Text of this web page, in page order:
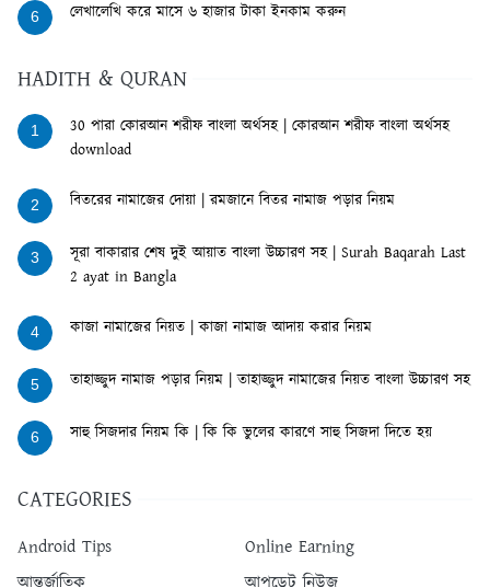
6 লেখালেখি করে মাসে ৬ হাজার টাকা ইনকাম করুন
HADITH & QURAN
1
30 পারা কোরআন শরীফ বাংলা অর্থসহ | কোরআন শরীফ বাংলা অর্থসহ
download
2 বিতরের নামাজের দোয়া | রমজানে বিতর নামাজ পড়ার নিয়ম
3
সূরা বাকারার শেষ দুই আয়াত বাংলা উচ্চারণ সহ | Surah Baqarah Last
2 ayat in Bangla
4 কাজা নামাজের নিয়ত | কাজা নামাজ আদায় করার নিয়ম
5 তাহাজ্জুদ নামাজ পড়ার নিয়ম | তাহাজ্জুদ নামাজের নিয়ত বাংলা উচ্চারণ সহ
6 সাহু সিজদার নিয়ম কি | কি কি ভুলের কারণে সাহু সিজদা দিতে হয়
CATEGORIES
Android Tips
Online Earning